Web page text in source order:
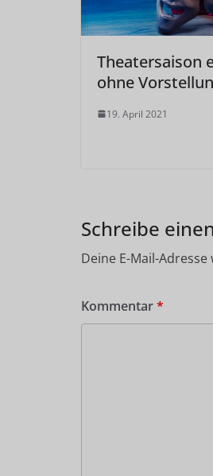
Theatersaison
ohne
19. April 2021
Schreibe
Deine E-Mail-
Kommentar*